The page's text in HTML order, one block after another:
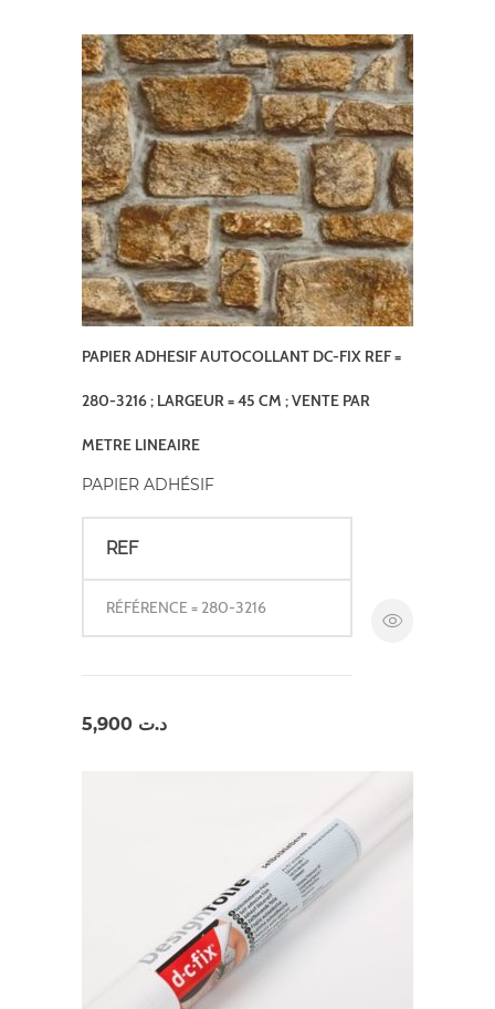
PAPIER ADHESIF AUTOCOLLANT DC-FIX REF =
280-3216 ; LARGEUR = 45 CM ; VENTE PAR
METRE LINEAIRE
PAPIER ADHÉSIF
REF
RÉFÉRENCE = 280-3216
د.ت